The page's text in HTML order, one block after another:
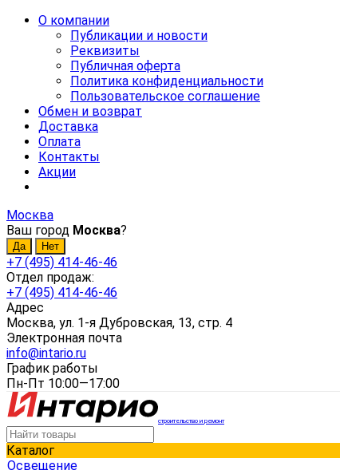
О компании
Публикации и новости
Реквизиты
Публичная оферта
Политика конфиденциальности
Пользовательское соглашение
Обмен и возврат
Доставка
Оплата
Контакты
Акции
Москва
Ваш город Москва?
+7 (495) 414-46-46
Отдел продаж:
+7 (495) 414-46-46
Адрес
Москва, ул. 1-я Дубровская, 13, стр. 4
Электронная почта
info@intario.ru
График работы
Пн-Пт 10:00—17:00
строительство и ремонт
Каталог
Освещение